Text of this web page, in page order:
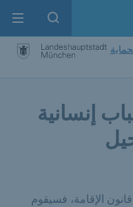
search
إنسانية
الإقامة، فسيقوم